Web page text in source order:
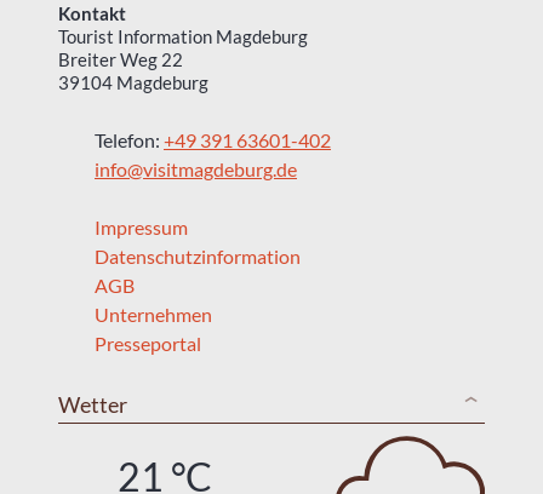
Kontakt
Tourist Information Magdeburg
Breiter Weg 22
39104 Magdeburg
Telefon: +49 391 63601-402
info@visitmagdeburg.de
Impressum
Datenschutzinformation
AGB
Unternehmen
Presseportal
Wetter
21 °C